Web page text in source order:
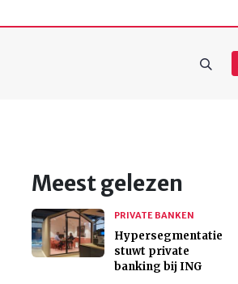
Meest gelezen
PRIVATE BANKEN
Hypersegmentatie
stuwt private
banking bij ING